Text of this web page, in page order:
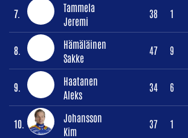
7.
Tammela
Jeremi
38 1
8.
Hämäläinen
Sakke
47 9
9.
Haatanen
Aleks
34 6
10.
Johansson
Kim
37 1